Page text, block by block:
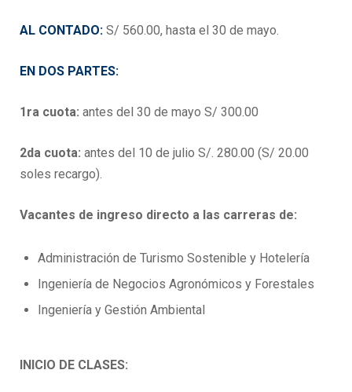
AL CONTADO: S/ 560.00, hasta el 30 de mayo.
EN DOS PARTES:
1ra cuota: antes del 30 de mayo S/ 300.00
2da cuota: antes del 10 de julio S/. 280.00 (S/ 20.00
soles recargo).
Vacantes de ingreso directo a las carreras de:
Administración de Turismo Sostenible y Hotelería
Ingeniería de Negocios Agronómicos y Forestales
Ingeniería y Gestión Ambiental
INICIO DE CLASES: